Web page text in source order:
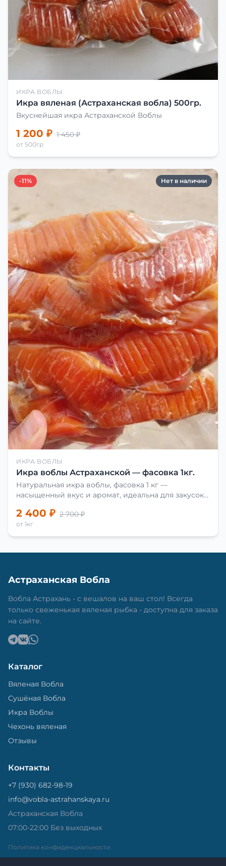
ИКРА ВОБЛЫ
Икра вяленая (Астраханская вобла) 500гр.
Вкуснейшая икра Астраханской Воблы
1 200 ₽ 1 450 ₽
от 500гр
-11% Нет в наличии
ИКРА ВОБЛЫ
Икра воблы Астраханской — фасовка 1кг.
Натуральная икра воблы, фасовка 1 кг —
насыщенный вкус и аромат, идеальна для закусок
2 400 ₽ 2 700 ₽
от 1кг
Астраханская Вобла
Вобла Астрахань - с вешалов на ваш стол! Всегда
только свеженькая вяленая рыбка - доступна для заказа
на сайте.
Каталог
Вяленая Вобла
Сушёная Вобла
Икра Воблы
Чехонь вяленая
Отзывы
Контакты
+7 (930) 682-98-19
info@vobla-astrahanskaya.ru
Астраханская Вобла
07:00-22:00 Без выходных
Политика конфиденциальности